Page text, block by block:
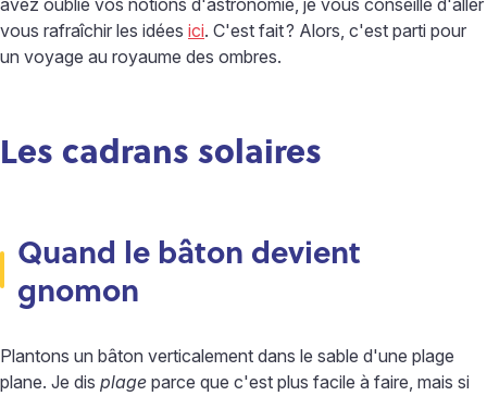
avez oublié vos notions d'astronomie, je vous conseille d'aller
vous rafraîchir les idées ici. C'est fait? Alors, c'est parti pour
un voyage au royaume des ombres.
Les cadrans solaires
Quand le bâton devient
gnomon
Plantons un bâton verticalement dans le sable d'une plage
plane. Je dis plage parce que c'est plus facile à faire, mais si